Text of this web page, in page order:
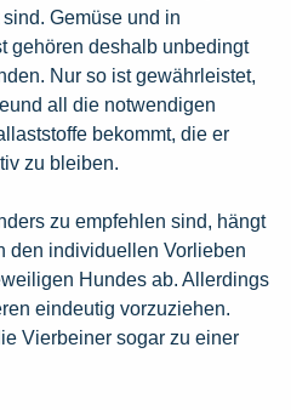
Gemüse und in
gehören deshalb unbedingt
Nur so ist gewährleistet,
all die notwendigen
bekommt, die er
zu bleiben.
zu empfehlen sind, hängt
den individuellen Vorlieben
Hundes ab. Allerdings
eindeutig vorzuziehen.
Vierbeiner sogar zu einer